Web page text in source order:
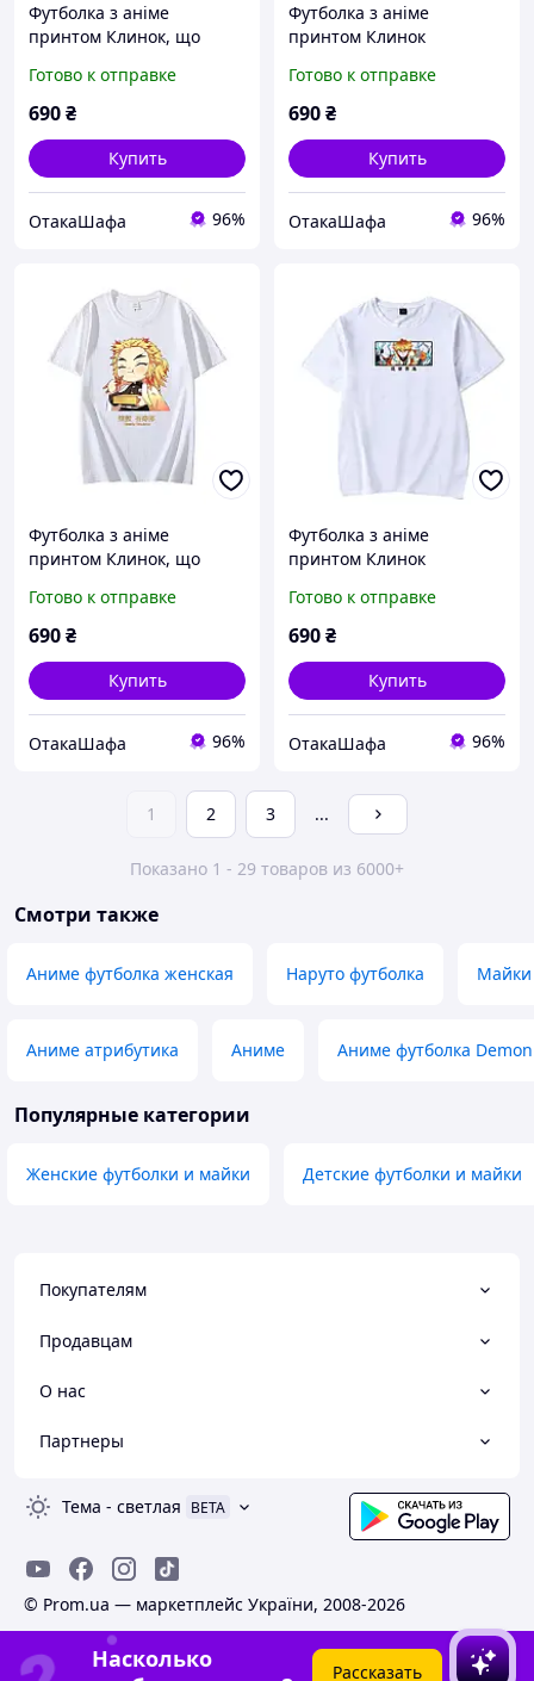
Футболка з аніме
принтом Клинок, що
Чорний S
Готово к отправке
690₴
Купить
ОтакаШафа 96%
Футболка з аніме
принтом Клинок
Незуко Чорний S
Готово к отправке
690₴
Купить
ОтакаШафа 96%
Футболка з аніме
принтом Клинок, що
Чорний S
Готово к отправке
690₴
Купить
ОтакаШафа 96%
Футболка з аніме
принтом Клинок
Зеніцу Чорний S
Готово к отправке
690₴
Купить
ОтакаШафа 96%
1 2 3 ...
Показано 1 - 29 товаров из 6000+
Смотри также
Аниме футболка женская Наруто футболка
Аниме атрибутика Аниме Аниме футболка
Популярные категории
Женские футболки и майки Детские футболки и майки
Покупателям
Продавцам
О нас
Партнеры
Тема - светлая BETA
© Prom.ua — маркетплейс України, 2008-2026
Насколько
Рассказать